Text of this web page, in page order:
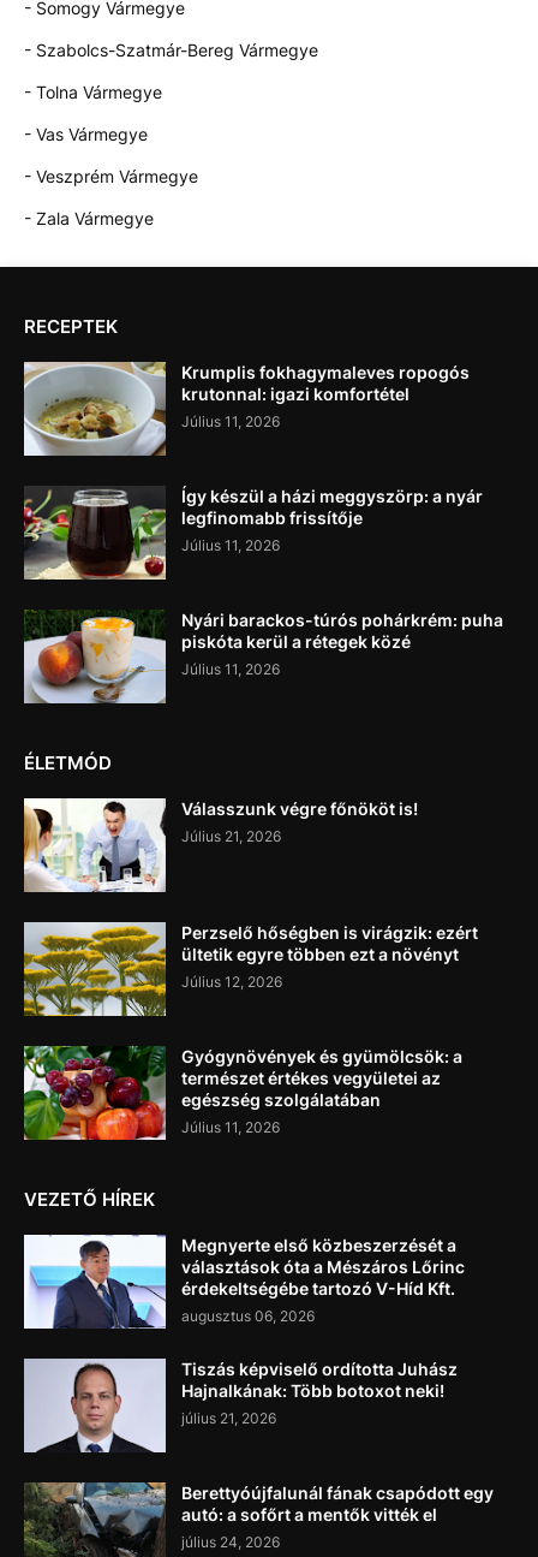
- Somogy Vármegye
- Szabolcs-Szatmár-Bereg Vármegye
- Tolna Vármegye
- Vas Vármegye
- Veszprém Vármegye
- Zala Vármegye
RECEPTEK
Krumplis fokhagymaleves ropogós
krutonnal: igazi komfortétel
Július 11, 2026
Így készül a házi meggyszörp: a nyár
legfinomabb frissítője
Július 11, 2026
Nyári barackos-túrós pohárkrém: puha
piskóta kerül a rétegek közé
Július 11, 2026
ÉLETMÓD
Válasszunk végre főnököt is!
Július 21, 2026
Perzselő hőségben is virágzik: ezért
ültetik egyre többen ezt a növényt
Július 12, 2026
Gyógynövények és gyümölcsök: a
természet értékes vegyületei az
egészség szolgálatában
Július 11, 2026
VEZETŐ HÍREK
Megnyerte első közbeszerzését a
választások óta a Mészáros Lőrinc
érdekeltségébe tartozó V-Híd Kft.
augusztus 06, 2026
Tiszás képviselő ordította Juhász
Hajnalkának: Több botoxot neki!
július 21, 2026
Berettyóújfalunál fának csapódott egy
autó: a sofőrt a mentők vitték el
július 24, 2026